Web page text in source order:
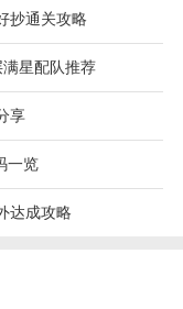
抄通关攻略
星配队推荐
享
一览
达成攻略